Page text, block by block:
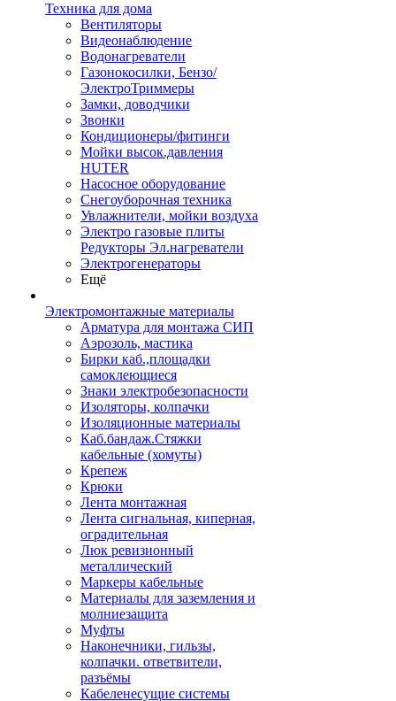
Техника для дома
Вентиляторы
Видеонаблюдение
Водонагреватели
Газонокосилки, Бензо/
ЭлектроТриммеры
Замки, доводчики
Звонки
Кондиционеры/фитинги
Мойки высок.давления
HUTER
Насосное оборудование
Снегоуборочная техника
Увлажнители, мойки воздуха
Электро газовые плиты
Редукторы Эл.нагреватели
Электрогенераторы
Ещё
Электромонтажные материалы
Арматура для монтажа СИП
Аэрозоль, мастика
Бирки каб.,площадки
самоклеющиеся
Знаки электробезопасности
Изоляторы, колпачки
Изоляционные материалы
Каб.бандаж.Стяжки
кабельные (хомуты)
Крепеж
Крюки
Лента монтажная
Лента сигнальная, киперная,
оградительная
Люк ревизионный
металлический
Маркеры кабельные
Материалы для заземления и
молниезащита
Муфты
Наконечники, гильзы,
колпачки. ответвители,
разъёмы
Кабеленесущие системы